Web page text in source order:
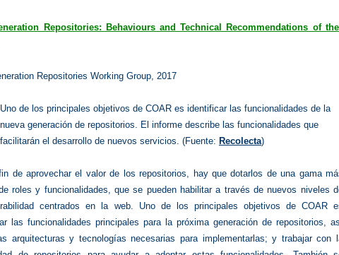
​Repositories: Behaviours​ ​and​ ​Technical​ ​Recommendations​ ​of​ ​the​
​Repositories​ ​Working​ ​Group, 2017
Uno de los principales objetivos de COAR es identificar las funcionalidades de la
nueva generación de repositorios. El informe describe las funcionalidades que
facilitarán el desarrollo de nuevos servicios. (Fuente: Recolecta)
de aprovechar el valor de los repositorios, hay que dotarlos de una gama
roles y funcionalidades, que se pueden habilitar a través de nuevos niveles
centrados en la web. Uno de los principales objetivos de COAR
las funcionalidades principales para la próxima generación de repositorios,
arquitecturas y tecnologías necesarias para implementarlas;y trabajar con